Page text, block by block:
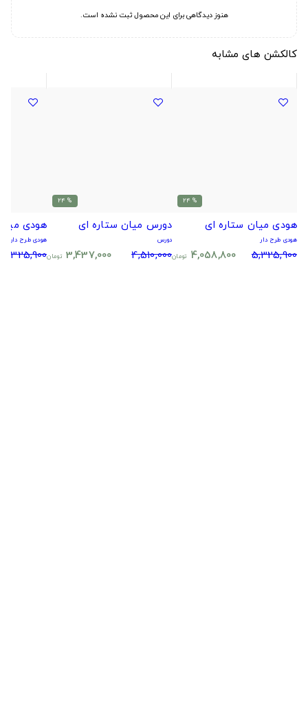
هنوز دیدگاهی برای این محصول ثبت نشده است.
کالکشن های مشابه
% 24
هودی میان ستاره ای
هودی طرح دار
5,325,900
4,058,800 تومان
% 24
دورس میان ستاره ای
دورس
4,510,000
3,437,000 تومان
هودی
هودی طرح دار
5,325,900